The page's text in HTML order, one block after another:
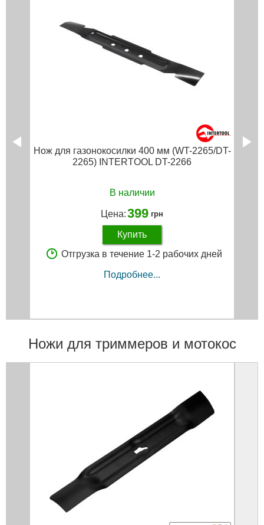
Нож для газонокосилки 400 мм (WT-2265/DT-
2265) INTERTOOL DT-2266
В наличии
Цена:399 грн
Купить
Отгрузка в течение 1-2 рабочих дней
Подробнее...
Ножи для триммеров и мотокос